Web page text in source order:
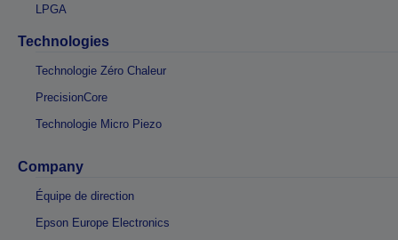
LPGA
Technologies
Technologie Zéro Chaleur
PrecisionCore
Technologie Micro Piezo
Company
Équipe de direction
Epson Europe Electronics